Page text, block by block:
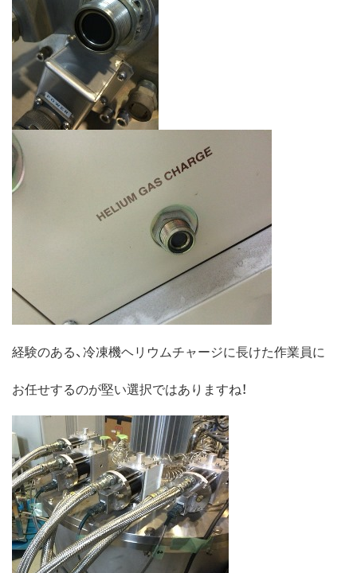
経験のある、冷凍機ヘリウムチャージに長けた作業員に
お任せするのが堅い選択ではありますね！